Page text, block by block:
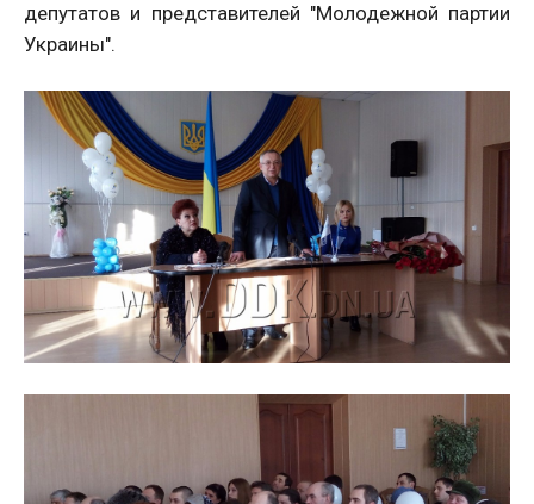
депутатов и представителей "Молодежной партии
Украины".